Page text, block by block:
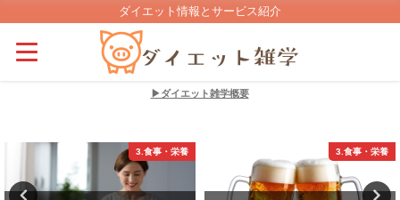
ダイエット情報とサービス紹介
▶ダイエット雑学概要
3.食事・栄養 3.食事・栄養